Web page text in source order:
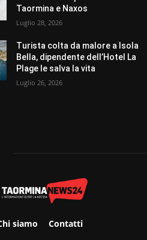
Taormina e Naxos
Luglio 28, 2026
Turista colta da malore a Isola
Bella, dipendente dell’Hotel La
Plage le salva la vita
Luglio 26, 2026
siamo Contatti